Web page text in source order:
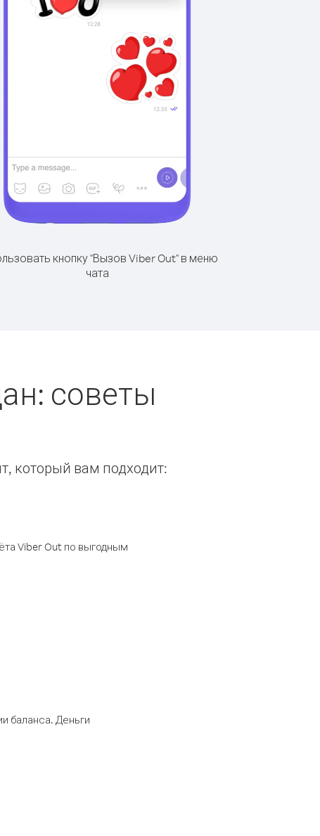
кнопку "Вызов Viber Out" в меню
чата
советы
который вам подходит:
Viber Out по выгодным
баланса. Деньги